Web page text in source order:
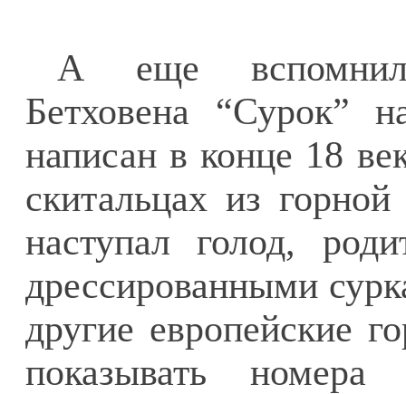
А еще
Бетховена “Сурок”
написан в конце 18
скитальцах из
наступал голод,
дрессированными
другие европейские
показывать